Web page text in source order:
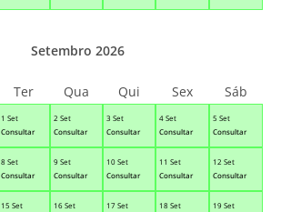
1 Set
Consultar
2 Set
Consultar
3 Set
Consultar
4 Set
Consultar
5 Set
Consultar
8 Set
Consultar
9 Set
Consultar
10 Set
Consultar
11 Set
Consultar
12 Set
Consultar
15 Set
16 Set
17 Set
18 Set
19 Set
Setembro 2026
Ter Qua Qui Sex Sáb